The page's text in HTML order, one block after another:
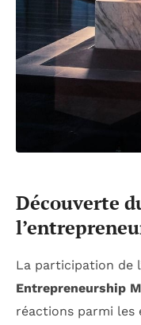
Découverte
La participation de
Entrepreneurship
réactions parmi les